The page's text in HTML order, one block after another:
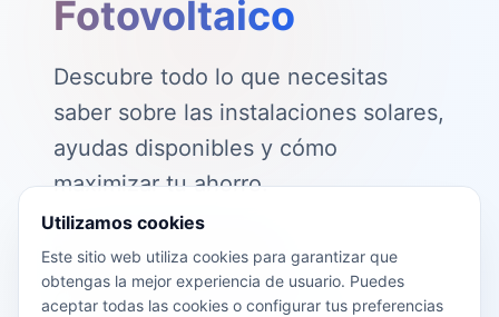
Fotovoltaico
Descubre todo lo que necesitas
saber sobre las instalaciones solares,
ayudas disponibles y cómo
maximizar tu ahorro.
📖 Contenido de la guía:
Cómo funciona el autoconsumo
Utilizamos cookies
Este sitio web utiliza cookies para garantizar que
obtengas la mejor experiencia de usuario. Puedes
aceptar todas las cookies o configurar tus preferencias